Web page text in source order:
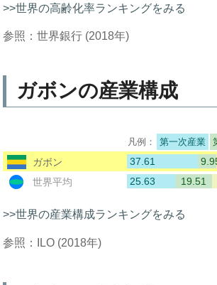
>>世界の高齢化率ランキングをみる
参照：世界銀行 (2018年)
ガボンの産業構成
第一次産業
ガボン 37.61
世界平均
25.63 19.51
>>世界の産業構成ランキングをみる
参照：ILO (2018年)